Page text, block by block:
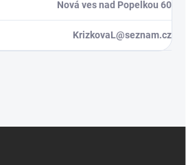
Nová ves nad Popelkou 60
KrizkovaL@seznam.cz